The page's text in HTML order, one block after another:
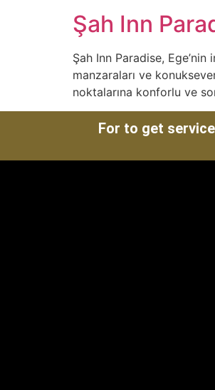
Şah Inn
Şah Inn Paradise,
manzaraları ve
noktalarına konforlu ve
For to get